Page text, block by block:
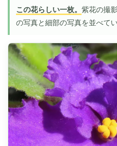
この花らしい一枚。 紫花の撮
の写真と細部の写真を並べてい